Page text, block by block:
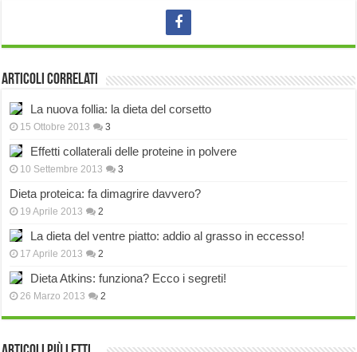
Articoli correlati
La nuova follia: la dieta del corsetto
15 Ottobre 2013 3
Effetti collaterali delle proteine in polvere
10 Settembre 2013 3
Dieta proteica: fa dimagrire davvero?
19 Aprile 2013 2
La dieta del ventre piatto: addio al grasso in eccesso!
17 Aprile 2013 2
Dieta Atkins: funziona? Ecco i segreti!
26 Marzo 2013 2